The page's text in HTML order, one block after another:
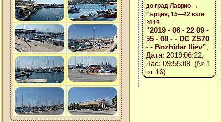
до град Лаврио →
Гърция, 15—22 юли
2019
“2019 - 06 - 22 09 -
55 - 08 - - DC ZS70
- - Bozhidar Iliev”,
Дата: 2019:06:22,
Час: 09:55:08 (№ 1
от 16)